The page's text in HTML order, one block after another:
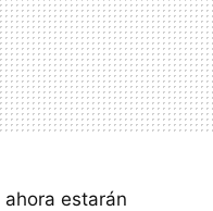
estarán